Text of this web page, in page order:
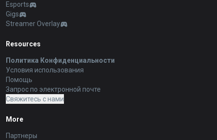
Esports
Gigs
Streamer Overlay
Resources
Политика Конфиденциальности
Условия использования
Помощь
Запрос по электронной почте
Свяжитесь с нами
More
Партнеры